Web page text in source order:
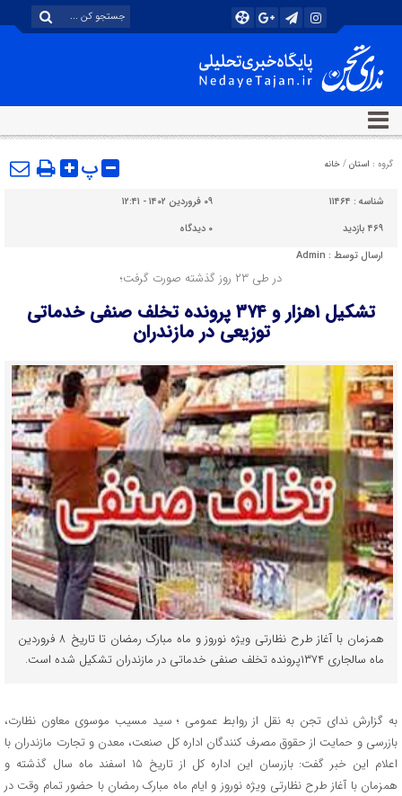
گروه : استان / خانه پ
شناسه : ۱۱۴۶۴
۰۹ فروردین ۱۴۰۲ - ۱۲:۴۱
۴۶۹ بازدید
۰ دیدگاه
ارسال توسط : Admin
در طی ۲۳ روز گذشته صورت گرفت؛
تشکیل ۱هزار و ۳۷۴ پرونده تخلف صنفی خدماتی
توزیعی در مازندران
همزمان با آغاز طرح نظارتی ویژه نوروز و ماه مبارک رمضان تا تاریخ ۸ فروردین
ماه سالجاری ۱۳۷۴پرونده تخلف صنفی خدماتی در مازندران تشکیل شده است.
به گزارش ندای تجن به نقل از روابط عمومی ؛ سید مسیب موسوی معاون نظارت،
بازرسی و حمایت از حقوق مصرف کنندگان اداره کل صنعت، معدن و تجارت مازندران با
اعلام این خبر گفت: بازرسان این اداره کل از تاریخ ۱۵ اسفند ماه سال گذشته و
همزمان با آغاز طرح نظارتی ویژه نوروز و ایام ماه مبارک رمضان با حضور تمام وقت در